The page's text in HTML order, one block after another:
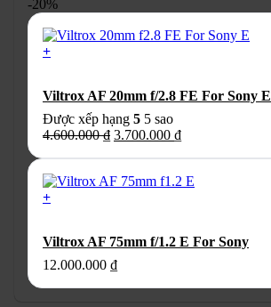
-20%
+
Viltrox AF 20mm f/2.8 FE For Sony E
Được xếp hạng 5 5 sao
4.600.000₫ Giá
4.600.000 ₫.
3.700.000 ₫Giá
là:
+
Viltrox AF 75mm f/1.2 E For Sony
12.000.000 ₫